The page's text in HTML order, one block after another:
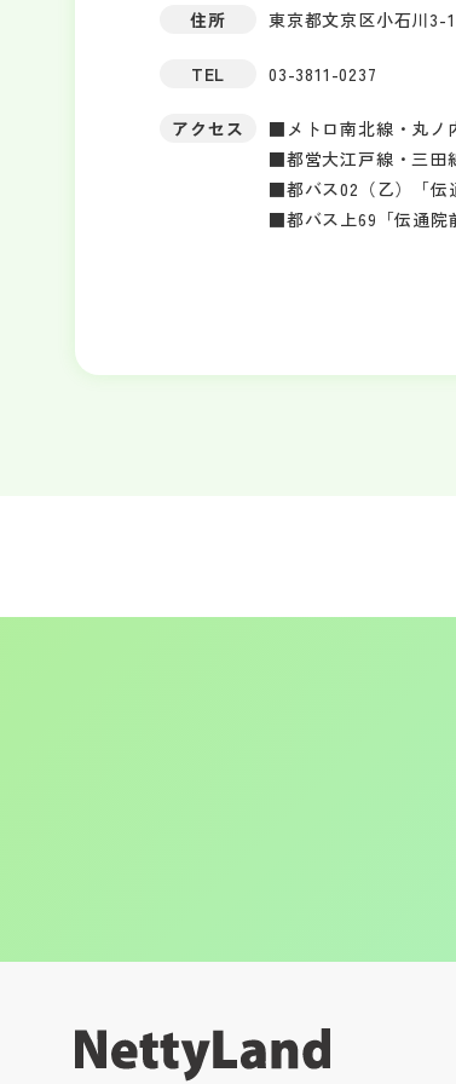
住所 東京都文京区小石川3-
TEL 03-3811-0237
アクセス
■メトロ南北線・丸ノ
■都営大江戸線・三田
■都バス02（乙）「伝
■都バス上69「伝通院